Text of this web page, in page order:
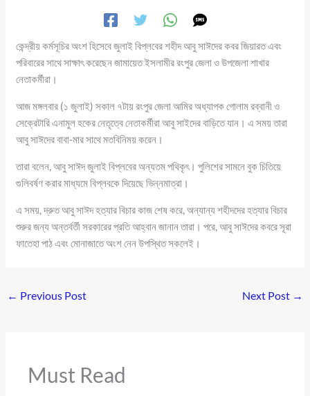
কেন্দ্রীয় কর্মসূচির অংশ হিসেবে জুলাই বিপ্লবের শহীদ আবু সাঈদের কবর জিয়ারত এবং
পরিবারের সাথে সাক্ষাৎ করেছেন জামায়েত ইসলামীর রংপুর জেলা ও উপজেলা শাখার
নেতাকর্মীরা।
আজ মঙ্গলবার (১ জুলাই) সকাল ৭টায় রংপুর জেলা আমির অধ্যাপক গোলাম রব্বানী ও
সেক্রেটারি এনামুল হকের নেতৃত্বে নেতাকর্মীরা আবু সাইদের বাড়িতে যান। এ সময় তারা
আবু সাঈদের বাবা-মার সাথে মতবিনিময় করেন।
তারা বলেন, আবু সাঈদ জুলাই বিপ্লবের অন্যতম পথিকৃৎ। পুলিশের সামনে বুক চিতিয়ে
গুলিবর্ষণ করার মাধ্যমে বিপ্লবকে দিয়েছে ভিন্নমাত্রা।
এ সময়, দ্রুত আবু সাঈদ হত্যার বিচার কাজ শেষ করে, অন্যান্য শহীদদের হত্যার বিচার
শুরুর জন্য অন্তর্বর্তী সরকারের প্রতি আহ্বান জানান তারা। পরে, আবু সাঈদের কবরে সূরা
ফাতেহা পাঠ এবং মোনাজাতে অংশ নেন উপস্থিত সকলেই।
← Previous Post Next Post →
Must Read